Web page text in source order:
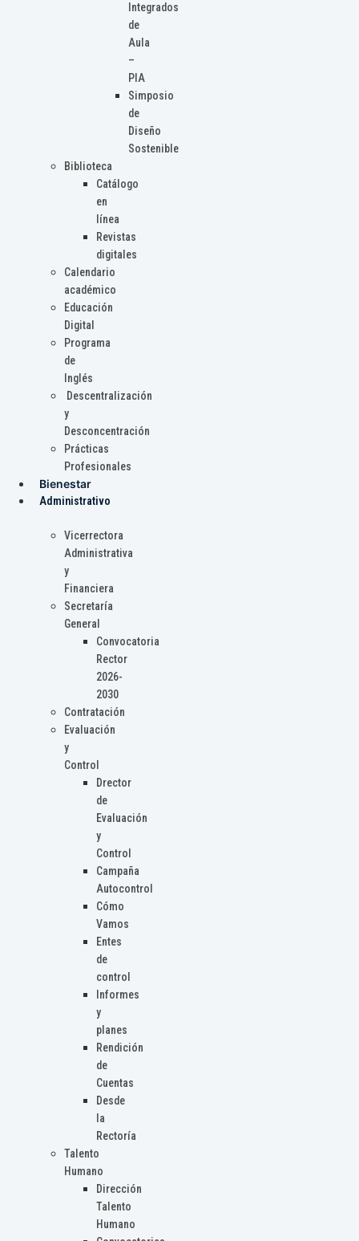
Integrados
de
Aula
–
PIA
Simposio
de
Diseño
Sostenible
Biblioteca
Catálogo
en
línea
Revistas
digitales
Calendario
académico
Educación
Digital
Programa
de
Inglés
Descentralización
y
Desconcentración
Prácticas
Profesionales
Bienestar
Administrativo
Vicerrectora
Administrativa
y
Financiera
Secretaría
General
Convocatoria
Rector
2026-
2030
Contratación
Evaluación
y
Control
Drector
de
Evaluación
y
Control
Campaña
Autocontrol
Cómo
Vamos
Entes
de
control
Informes
y
planes
Rendición
de
Cuentas
Desde
la
Rectoría
Talento
Humano
Dirección
Talento
Humano